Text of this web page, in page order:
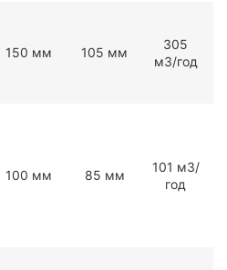
150 мм 105 мм
305
мЗ/год
100 мм 85 мм
101 мЗ/
год